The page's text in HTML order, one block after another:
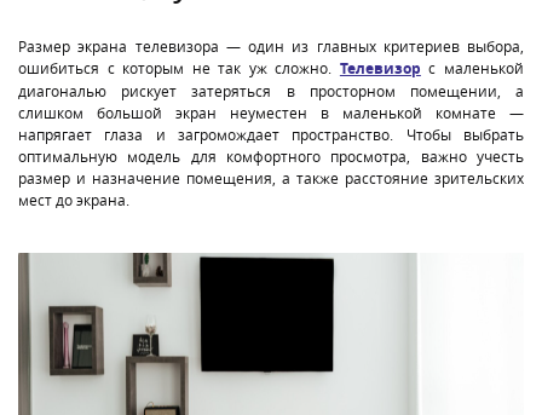
Размер экрана телевизора — один из главных критериев выбора,
ошибиться с которым не так уж сложно. Телевизор с маленькой
диагональю рискует затеряться в просторном помещении, а
слишком большой экран неуместен в маленькой комнате —
напрягает глаза и загромождает пространство. Чтобы выбрать
оптимальную модель для комфортного просмотра, важно учесть
размер и назначение помещения, а также расстояние зрительских
мест до экрана.